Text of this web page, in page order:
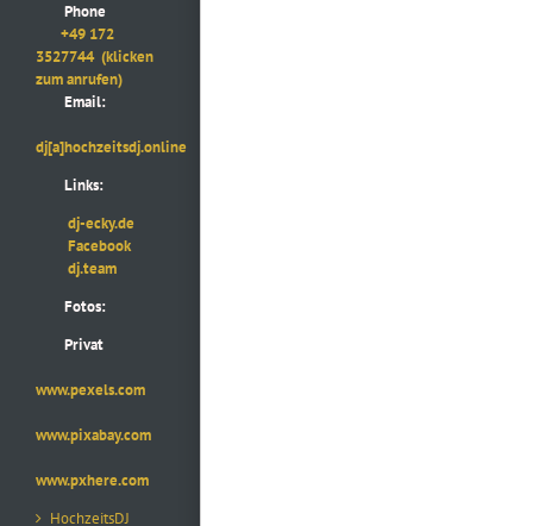
Phone
+49 172
3527744 (klicken
zum anrufen)
Email:
dj[a]hochzeitsdj.online
Links:
dj-ecky.de
Facebook
dj.team
Fotos:
Privat
www.pexels.com
www.pixabay.com
www.pxhere.com
HochzeitsDJ